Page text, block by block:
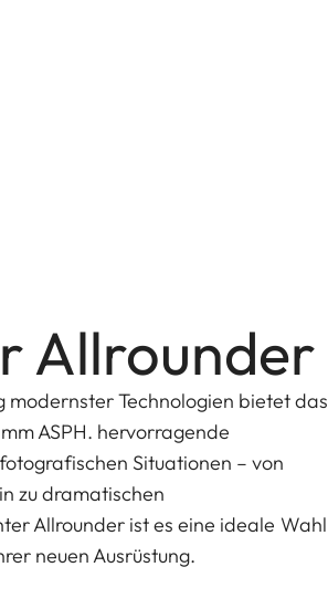
Allrounder
Technologien bietet das
ASPH. hervorragende
Situationen – von
zu dramatischen
Allrounder ist es eine ideale Wahl
neuen Ausrüstung.